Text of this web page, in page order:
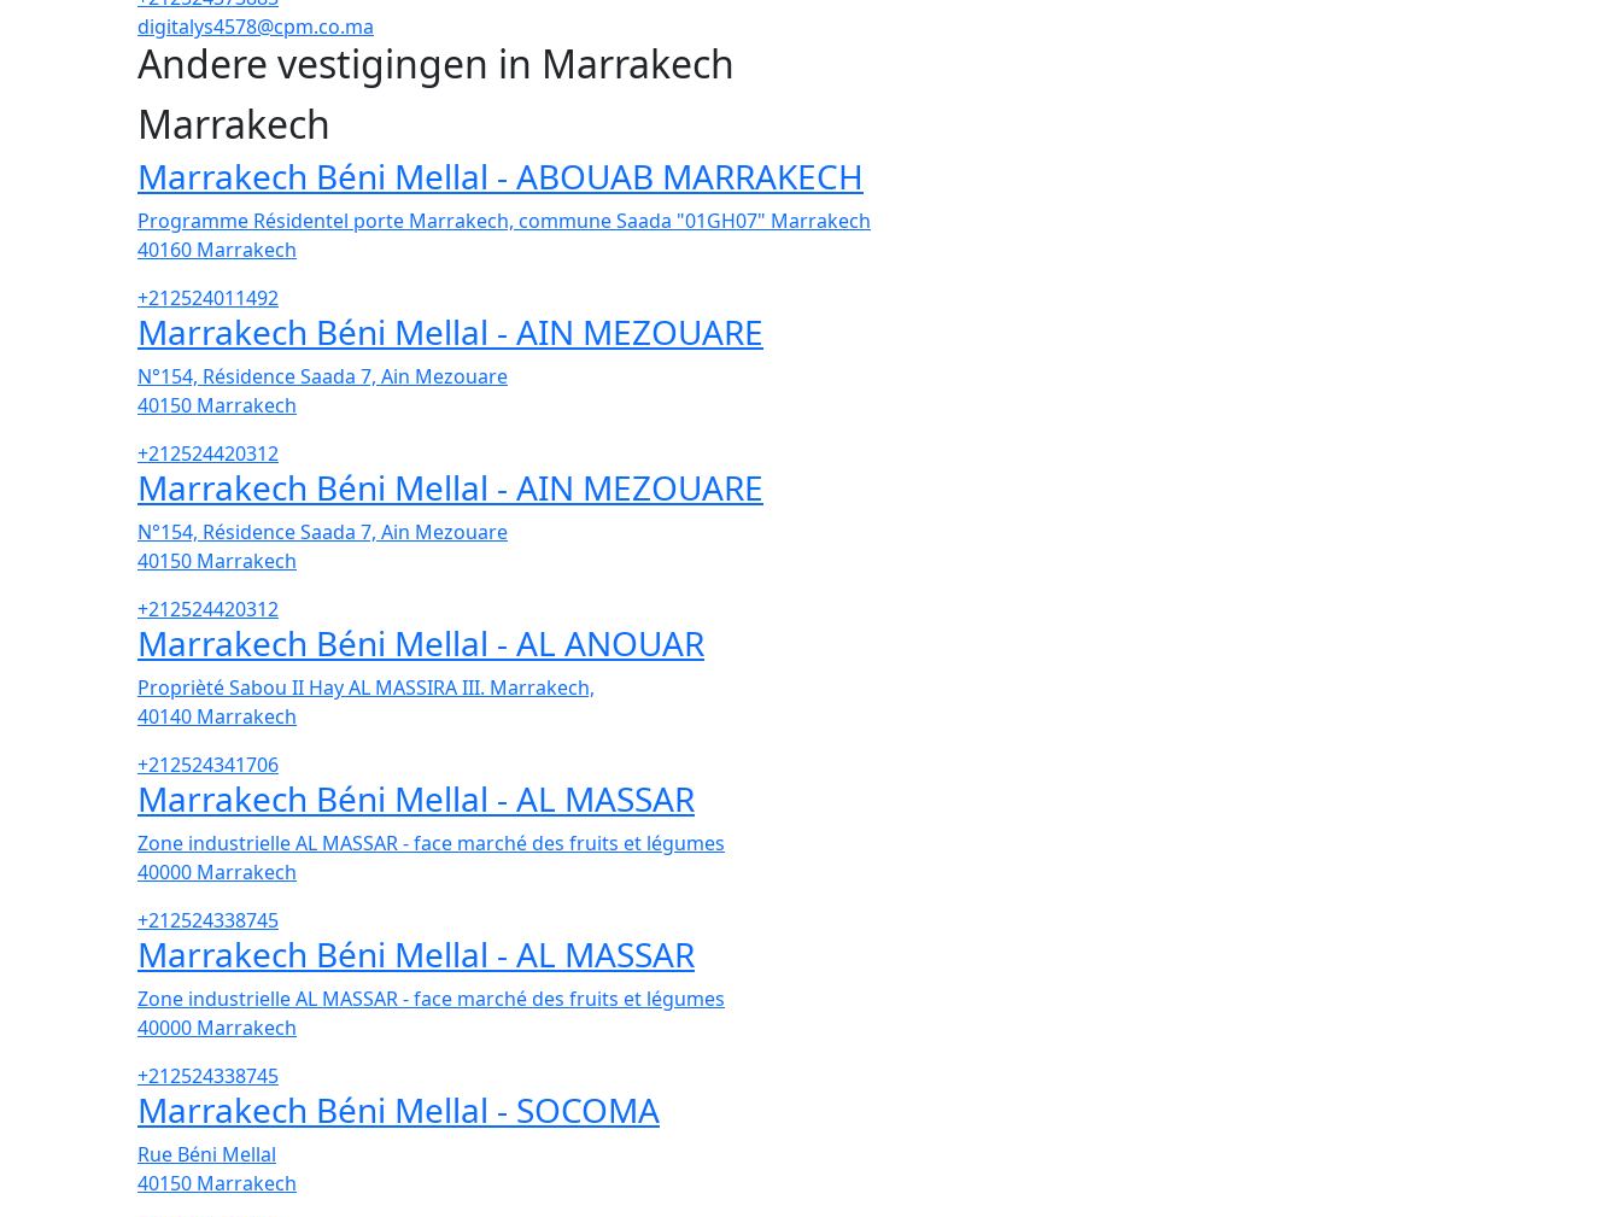
digitalys4578@cpm.co.ma
Andere vestigingen in Marrakech
Marrakech
Marrakech Béni Mellal - ABOUAB MARRAKECH
Programme Résidentel porte Marrakech, commune Saada "01GH07" Marrakech
40160 Marrakech
+212524011492
Marrakech Béni Mellal - AIN MEZOUARE
N°154, Résidence Saada 7, Ain Mezouare
40150 Marrakech
+212524420312
Marrakech Béni Mellal - AIN MEZOUARE
N°154, Résidence Saada 7, Ain Mezouare
40150 Marrakech
+212524420312
Marrakech Béni Mellal - AL ANOUAR
Proprièté Sabou II Hay AL MASSIRA III. Marrakech,
40140 Marrakech
+212524341706
Marrakech Béni Mellal - AL MASSAR
Zone industrielle AL MASSAR - face marché des fruits et légumes
40000 Marrakech
+212524338745
Marrakech Béni Mellal - AL MASSAR
Zone industrielle AL MASSAR - face marché des fruits et légumes
40000 Marrakech
+212524338745
Marrakech Béni Mellal - SOCOMA
Rue Béni Mellal
40150 Marrakech